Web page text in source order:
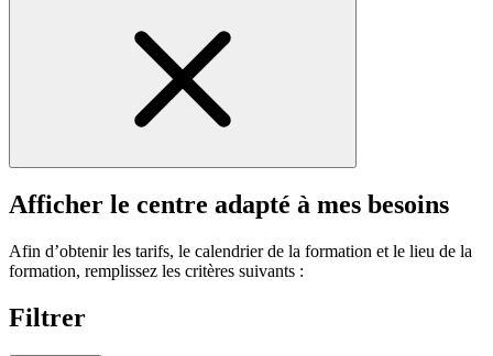
Afficher le centre adapté à mes besoins
Afin d’obtenir les tarifs, le calendrier de la formation et le lieu de la
formation, remplissez les critères suivants :
Filtrer